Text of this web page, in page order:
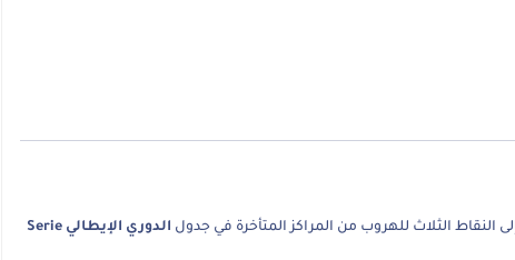
النقاط الثلاث للهروب من المراكز المتأخرة في جدول
الدوري الإيطالي Serie